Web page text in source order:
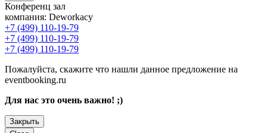
Конференц зал
компания: Deworkacy
+7 (499) 110-19-79
+7 (499) 110-19-79
+7 (499) 110-19-79
Пожалуйста, скажите что нашли данное предложение на
eventbooking.ru
Для нас это очень важно! ;)
Закрыть